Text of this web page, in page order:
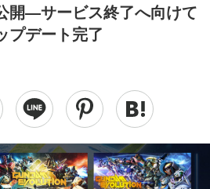
開―サービス終了へ向けて
プデート完了